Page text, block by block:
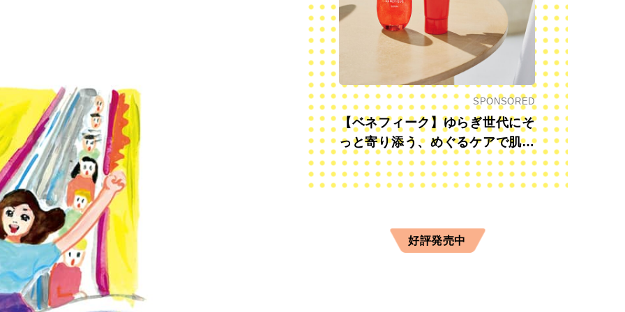
SPONSORED
【ベネフィーク】ゆらぎ世代にそ
っと寄り添う、めぐるケアで肌も
心も前向きに
好評発売中